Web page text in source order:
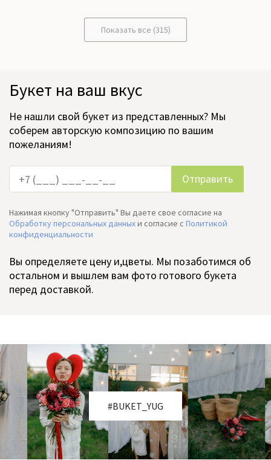
Показать все (315)
Букет на ваш вкус
Не нашли свой букет из представленных? Мы
соберем авторскую композицию по вашим
пожеланиям!
Нажимая кнопку "Отправить" Вы даете свое согласие на
Обработку персональных данныхи согласие c Политикой
конфиденциальности
Вы определяете цену и,цветы. Мы позаботимся об
остальном и вышлем вам фото готового букета
перед доставкой.
#BUKET_YUG